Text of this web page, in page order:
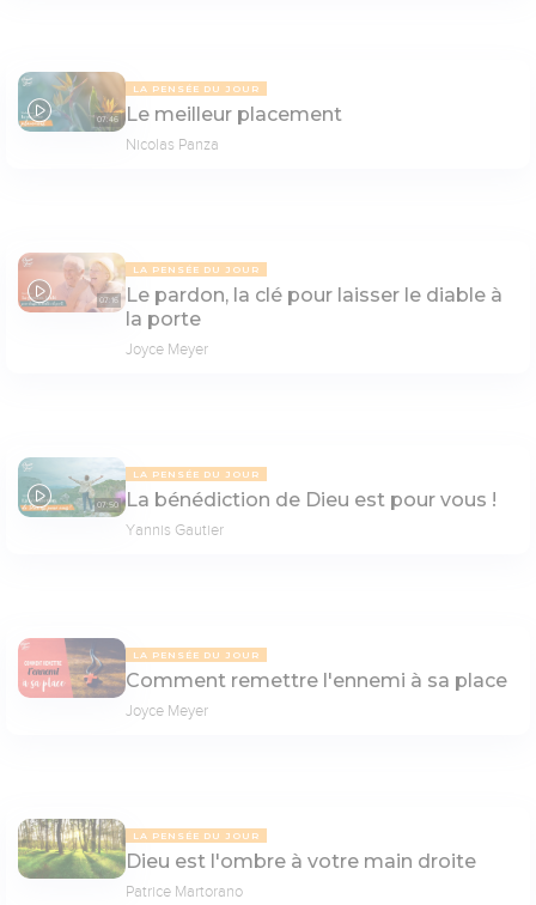
07:46
LA PENSÉE DU JOUR
Le meilleur placement
Nicolas Panza
07:16
LA PENSÉE DU JOUR
Le pardon, la clé pour laisser le diable à
la porte
Joyce Meyer
07:50
LA PENSÉE DU JOUR
La bénédiction de Dieu est pour vous !
Yannis Gautier
LA PENSÉE DU JOUR
Comment remettre l'ennemi à sa place
Joyce Meyer
LA PENSÉE DU JOUR
Dieu est l'ombre à votre main droite
Patrice Martorano